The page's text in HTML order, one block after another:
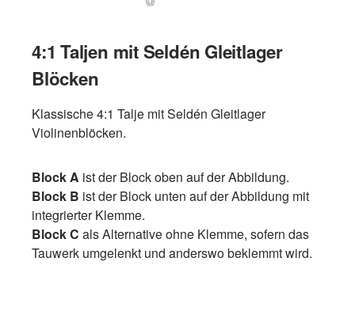
4:1 Taljen mit Seldén Gleitlager
Blöcken
Klassische 4:1 Talje mit Seldén Gleitlager
Violinenblöcken.
Block A ist der Block oben auf der Abbildung.
Block B ist der Block unten auf der Abbildung mit
integrierter Klemme.
Block C als Alternative ohne Klemme, sofern das
Tauwerk umgelenkt und anderswo beklemmt wird.